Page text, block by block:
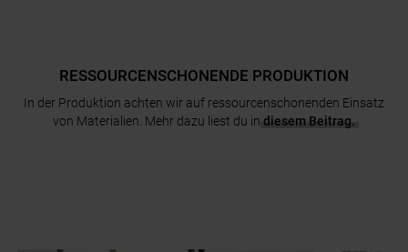
RESSOURCENSCHONENDE PRODUKTION
In der Produktion achten wir auf ressourcenschonenden Einsatz
von Materialien. Mehr dazu liest du in diesem Beitrag.